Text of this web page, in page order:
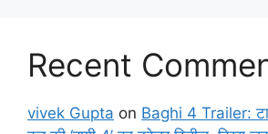
Recent
vivek Gupta on Baghi 4 Trailer: